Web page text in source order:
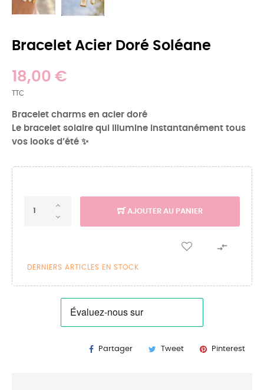
Bracelet Acier Doré Soléane
18,00 €
TTC
Bracelet charms en acier doré
Le bracelet solaire qui illumine instantanément tous
vos looks d’été ✨
AJOUTER AU PANIER

DERNIERS ARTICLES EN STOCK
Partager Tweet Pinterest